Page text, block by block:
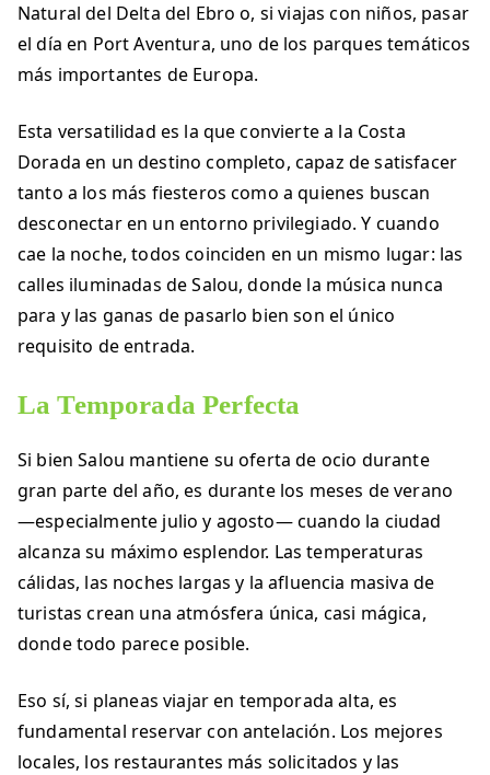
Natural del Delta del Ebro o, si viajas con niños, pasar
el día en Port Aventura, uno de los parques temáticos
más importantes de Europa.
Esta versatilidad es la que convierte a la Costa
Dorada en un destino completo, capaz de satisfacer
tanto a los más fiesteros como a quienes buscan
desconectar en un entorno privilegiado. Y cuando
cae la noche, todos coinciden en un mismo lugar: las
calles iluminadas de Salou, donde la música nunca
para y las ganas de pasarlo bien son el único
requisito de entrada.
La Temporada Perfecta
Si bien Salou mantiene su oferta de ocio durante
gran parte del año, es durante los meses de verano
—especialmente julio y agosto— cuando la ciudad
alcanza su máximo esplendor. Las temperaturas
cálidas, las noches largas y la afluencia masiva de
turistas crean una atmósfera única, casi mágica,
donde todo parece posible.
Eso sí, si planeas viajar en temporada alta, es
fundamental reservar con antelación. Los mejores
locales, los restaurantes más solicitados y las